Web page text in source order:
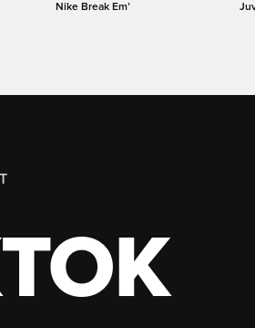
Nike Break Em’